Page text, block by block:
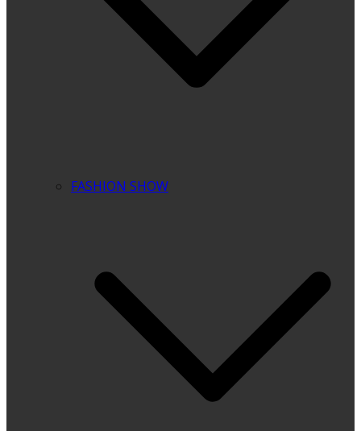
FASHION SHOW